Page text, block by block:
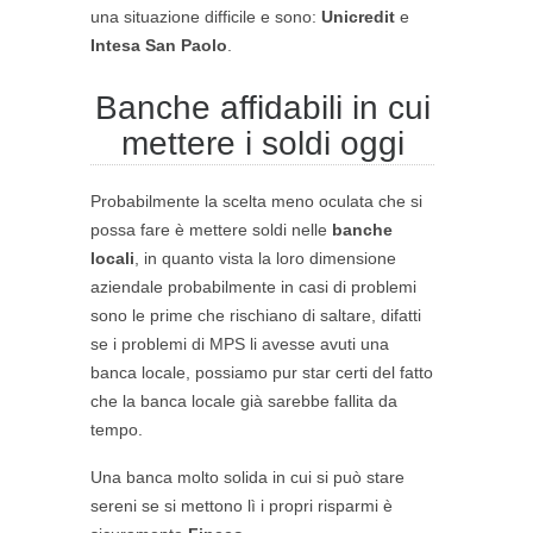
una situazione difficile e sono: Unicredit e
Intesa San Paolo
Banche affidabili in cui
mettere i soldi oggi
Probabilmente la scelta meno oculata che si
possa fare è mettere soldi nelle banche
locali , in quanto vista la loro dimensione
aziendale probabilmente in casi di problemi
sono le prime che rischiano di saltare, difatti
se i problemi di MPS li avesse avuti una
banca locale, possiamo pur star certi del fatto
che la banca locale già sarebbe fallita da
tempo.
Una banca molto solida in cui si può stare
sereni se si mettono lì i propri risparmi è